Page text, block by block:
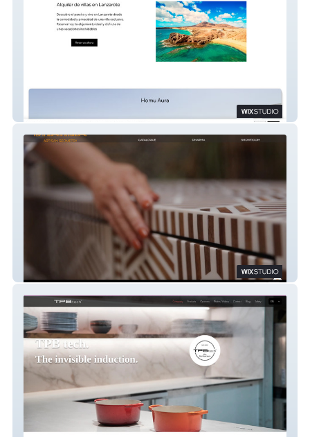
TPB Tech